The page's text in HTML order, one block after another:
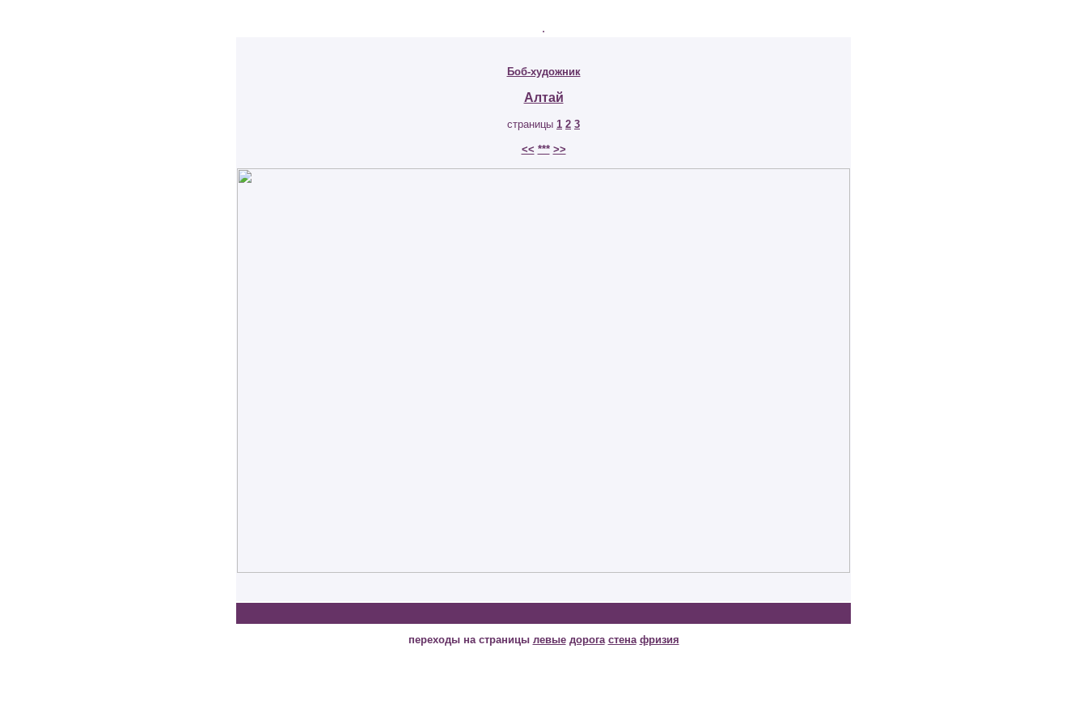
.
Боб-художник
Алтай
страницы 1 2 3
<< *** >>
переходы на страницы левые дорога стена фризия